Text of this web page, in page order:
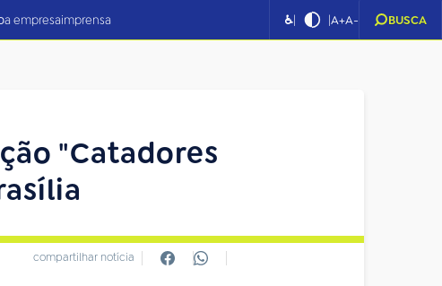
a empresaimprensa ♿| |A+A- BUSCA
"Catadores
compartilhar notícia